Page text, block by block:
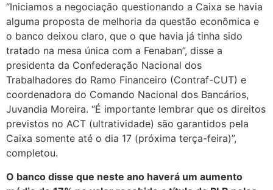
“Iniciamos a negociação questionando a Caixa se havia
alguma proposta de melhoria da questão econômica e
o banco deixou claro, que o que havia já tinha sido
tratado na mesa única com a Fenaban”, disse a
presidenta da Confederação Nacional dos
Trabalhadores do Ramo Financeiro (Contraf-CUT) e
coordenadora do Comando Nacional dos Bancários,
Juvandia Moreira. “É importante lembrar que os direitos
previstos no ACT (ultratividade) são garantidos pela
Caixa somente até o dia 17 (próxima terça-feira)”,
completou.
O banco disse que neste ano haverá um aumento